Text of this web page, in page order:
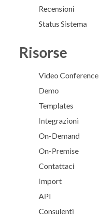
Recensioni
Status Sistema
Risorse
Video Conference
Demo
Templates
Integrazioni
On-Demand
On-Premise
Contattaci
Import
API
Consulenti